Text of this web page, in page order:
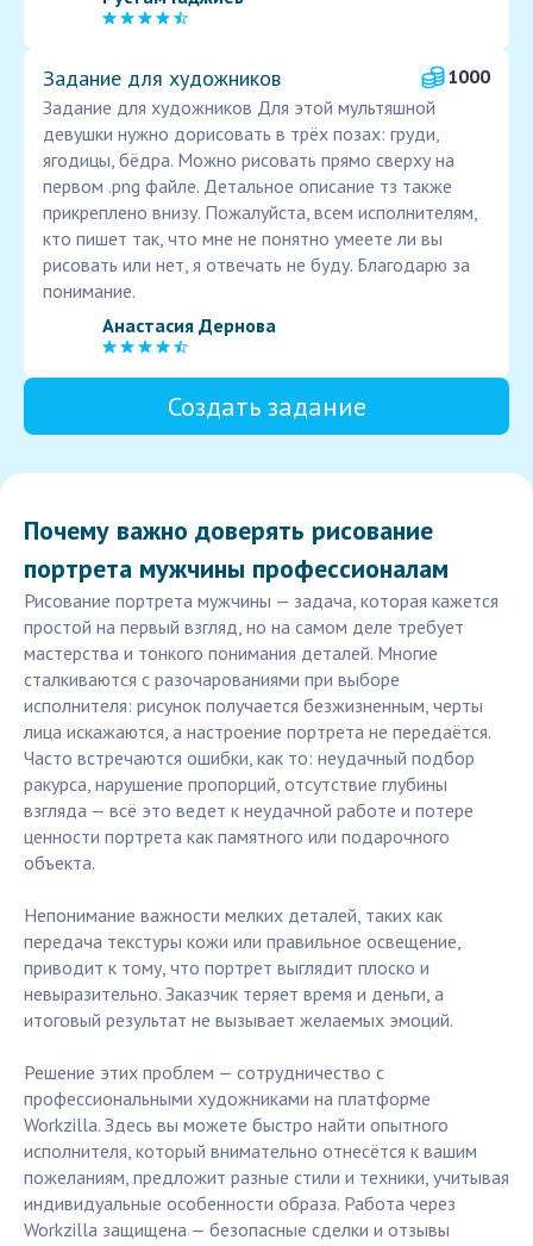
Задание для художников
1000
Задание для художников Для этой мультяшной
девушки нужно дорисовать в трёх позах: груди,
ягодицы, бёдра. Можно рисовать прямо сверху на
первом .png файле. Детальное описание тз также
прикреплено внизу. Пожалуйста, всем исполнителям,
кто пишет так, что мне не понятно умеете ли вы
рисовать или нет, я отвечать не буду. Благодарю за
понимание.
Анастасия Дернова
Создать задание
Почему важно доверять рисование
портрета мужчины профессионалам
Рисование портрета мужчины — задача, которая кажется
простой на первый взгляд, но на самом деле требует
мастерства и тонкого понимания деталей. Многие
сталкиваются с разочарованиями при выборе
исполнителя: рисунок получается безжизненным, черты
лица искажаются, а настроение портрета не передаётся.
Часто встречаются ошибки, как то: неудачный подбор
ракурса, нарушение пропорций, отсутствие глубины
взгляда — всё это ведет к неудачной работе и потере
ценности портрета как памятного или подарочного
объекта.
Непонимание важности мелких деталей, таких как
передача текстуры кожи или правильное освещение,
приводит к тому, что портрет выглядит плоско и
невыразительно. Заказчик теряет время и деньги, а
итоговый результат не вызывает желаемых эмоций.
Решение этих проблем — сотрудничество с
профессиональными художниками на платформе
Workzilla. Здесь вы можете быстро найти опытного
исполнителя, который внимательно отнесётся к вашим
пожеланиям, предложит разные стили и техники, учитывая
индивидуальные особенности образа. Работа через
Workzilla защищена — безопасные сделки и отзывы